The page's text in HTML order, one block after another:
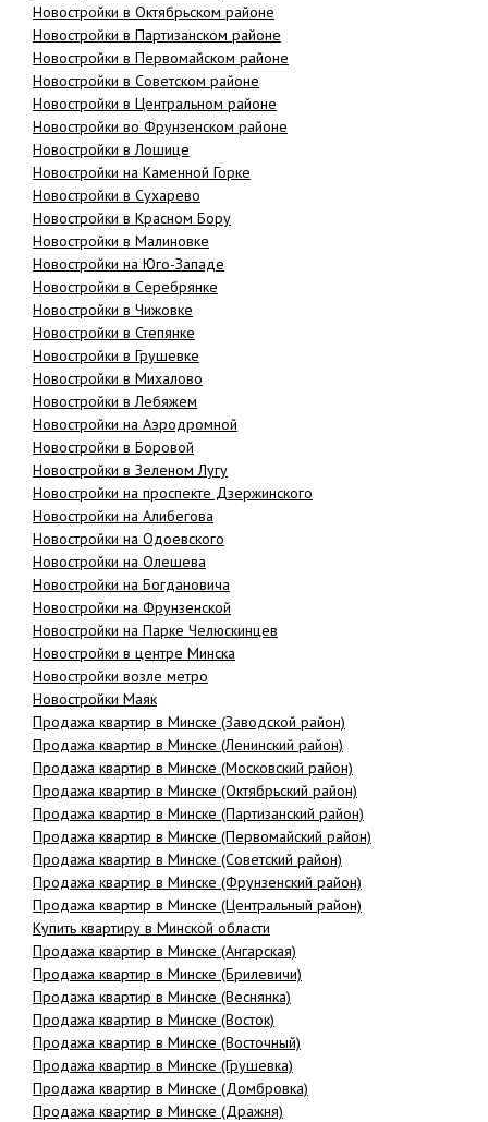
Новостройки в Октябрьском районе
Новостройки в Партизанском районе
Новостройки в Первомайском районе
Новостройки в Советском районе
Новостройки в Центральном районе
Новостройки во Фрунзенском районе
Новостройки в Лошице
Новостройки на Каменной Горке
Новостройки в Сухарево
Новостройки в Красном Бору
Новостройки в Малиновке
Новостройки на Юго-Западе
Новостройки в Серебрянке
Новостройки в Чижовке
Новостройки в Степянке
Новостройки в Грушевке
Новостройки в Михалово
Новостройки в Лебяжем
Новостройки на Аэродромной
Новостройки в Боровой
Новостройки в Зеленом Лугу
Новостройки на проспекте Дзержинского
Новостройки на Алибегова
Новостройки на Одоевского
Новостройки на Олешева
Новостройки на Богдановича
Новостройки на Фрунзенской
Новостройки на Парке Челюскинцев
Новостройки в центре Минска
Новостройки возле метро
Новостройки Маяк
Продажа квартир в Минске (Заводской район)
Продажа квартир в Минске (Ленинский район)
Продажа квартир в Минске (Московский район)
Продажа квартир в Минске (Октябрьский район)
Продажа квартир в Минске (Партизанский район)
Продажа квартир в Минске (Первомайский район)
Продажа квартир в Минске (Советский район)
Продажа квартир в Минске (Фрунзенский район)
Продажа квартир в Минске (Центральный район)
Купить квартиру в Минской области
Продажа квартир в Минске (Ангарская)
Продажа квартир в Минске (Брилевичи)
Продажа квартир в Минске (Веснянка)
Продажа квартир в Минске (Восток)
Продажа квартир в Минске (Восточный)
Продажа квартир в Минске (Грушевка)
Продажа квартир в Минске (Домбровка)
Продажа квартир в Минске (Дражня)